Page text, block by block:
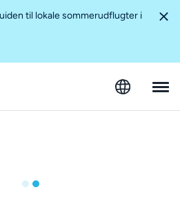
til lokale sommerudflugter i